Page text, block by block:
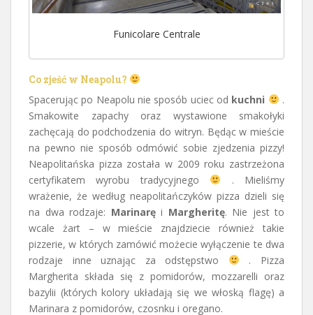
Funicolare Centrale
Co zjeść w Neapolu?
Spacerując po Neapolu nie sposób uciec od kuchni
.
Smakowite zapachy oraz wystawione smakołyki
zachęcają do podchodzenia do witryn. Będąc w mieście
na pewno nie sposób odmówić sobie zjedzenia pizzy!
Neapolitańska pizza została w 2009 roku zastrzeżona
certyfikatem wyrobu tradycyjnego
. Mieliśmy
wrażenie, że według neapolitańczyków pizza dzieli się
na dwa rodzaje: Marinaręi Margheritę. Nie jest to
wcale żart – w mieście znajdziecie również takie
pizzerie, w których zamówić możecie wyłączenie te dwa
rodzaje inne uznając za odstępstwo
. Pizza
Margherita składa się z pomidorów, mozzarelli oraz
bazylii (których kolory układają się we włoską flagę) a
Marinara z pomidorów, czosnku i oregano.